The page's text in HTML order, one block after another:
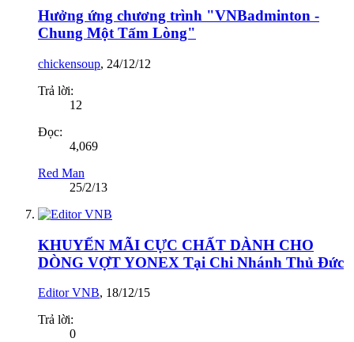
Hưởng ứng chương trình "VNBadminton -
Chung Một Tấm Lòng"
chickensoup, 24/12/12
Trả lời:
12
Đọc:
4,069
Red Man
25/2/13
KHUYẾN MÃI CỰC CHẤT DÀNH CHO
DÒNG VỢT YONEX Tại Chi Nhánh Thủ Đức
Editor VNB, 18/12/15
Trả lời:
0